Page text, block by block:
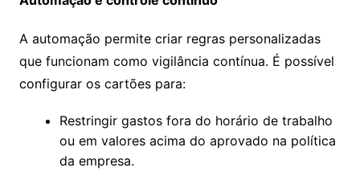
A automação permite criar regras personalizadas
que funcionam como vigilância contínua. É possível
configurar os cartões para:
Restringir gastos fora do horário de trabalho
ou em valores acima do aprovado na política
da empresa.